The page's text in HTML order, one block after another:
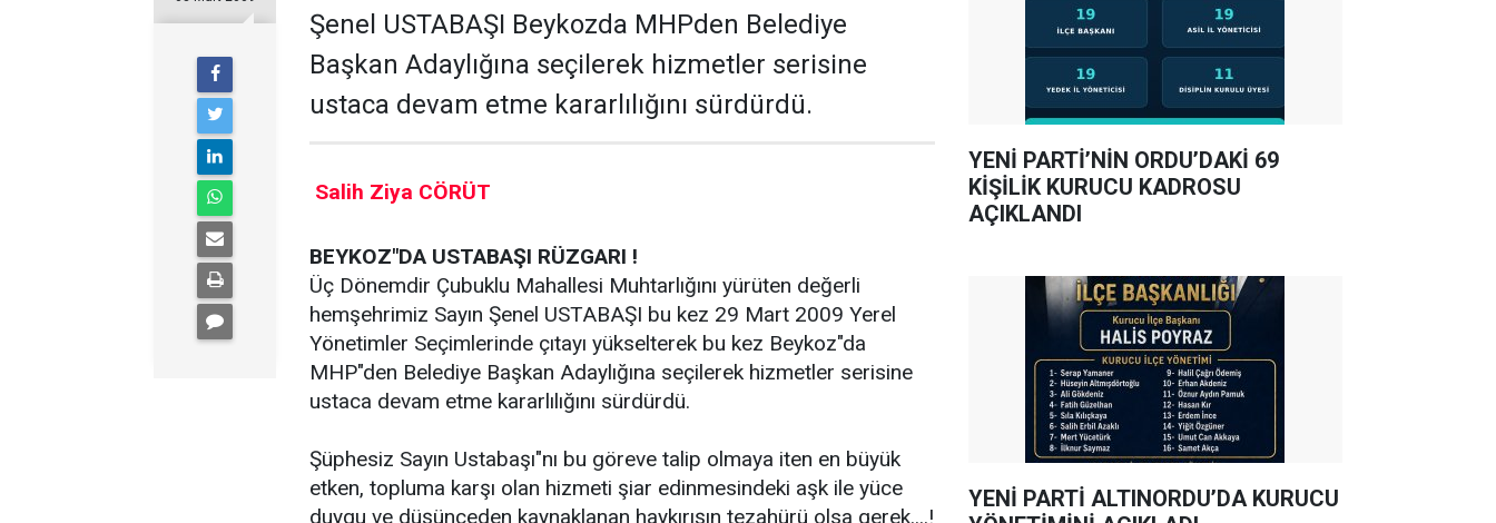
Şenel USTABAŞI Beykozda MHPden Belediye
Başkan Adaylığına seçilerek hizmetler serisine
ustaca devam etme kararlılığını sürdürdü.
Salih Ziya CÖRÜT
BEYKOZ"DA USTABAŞI RÜZGARI !
Üç Dönemdir Çubuklu Mahallesi Muhtarlığını yürüten değerli
hemşehrimiz Sayın Şenel USTABAŞI bu kez 29 Mart 2009 Yerel
Yönetimler Seçimlerinde çıtayı yükselterek bu kez Beykoz"da
MHP"den Belediye Başkan Adaylığına seçilerek hizmetler serisine
ustaca devam etme kararlılığını sürdürdü.
Şüphesiz Sayın Ustabaşı"nı bu göreve talip olmaya iten en büyük
etken, topluma karşı olan hizmeti şiar edinmesindeki aşk ile yüce
duygu ve düşünceden kaynaklanan haykırışın tezahürü olsa gerek....!
YENİ PARTİ’NİN ORDU’DAKİ 69
KİŞİLİK KURUCU KADROSU
AÇIKLANDI
YENİ PARTİ ALTINORDU’DA KURUCU